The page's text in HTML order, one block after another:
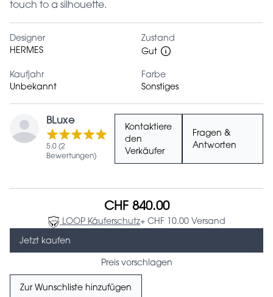
touch to a silhouette.
Designer
HERMES
Zustand
Gut
Kaufjahr
Unbekannt
Farbe
Sonstiges
BLuxe
5.0 (2
Bewertungen)
Kontaktiere
den
Verkäufer
Fragen &
Antworten
CHF 840.00
LOOP Käuferschutz+ CHF 10.00 Versand
Jetzt kaufen
Preis vorschlagen
Zur Wunschliste hinzufügen